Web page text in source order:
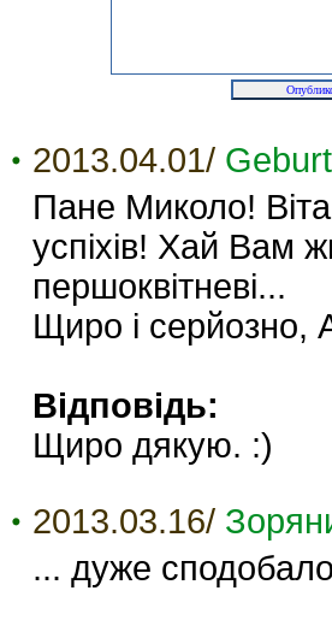
2013.04.01/
Пане Миколо!
успіхів! Хай Вам
першоквітневі...
Щиро і серйозно,
Відповідь:
Щиро дякую. :)
2013.03.16/
... дуже